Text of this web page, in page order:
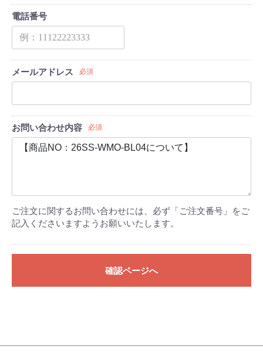
電話番号
メールアドレス 必須
お問い合わせ内容 必須
ご注文に関するお問い合わせには、必ず「ご注文番号」をご
記入くださいますようお願いいたします。
確認ページへ